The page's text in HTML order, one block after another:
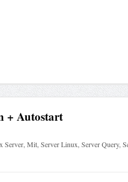
+ Autostart
Server,Mit,Server Linux,Server Query,